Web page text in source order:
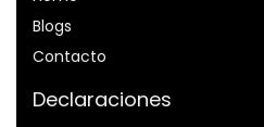
Blogs
Contacto
Declaraciones